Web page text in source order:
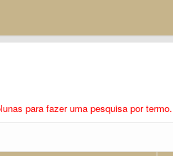
para fazer uma pesquisa por termo.